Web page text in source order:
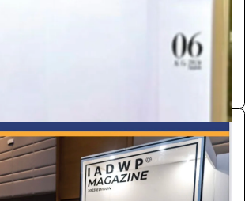
منصة تصوير
التصوير والكاميرات